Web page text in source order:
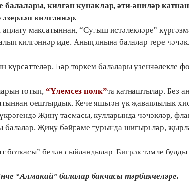
балалары, килгән кунаклар, әти-әниләр
килгәннәр.
аңлату максатыннан, “Сугыш истәлекләре”
килгәннәр иде. Аның янына балалар тере
күрсәттеләр. Һәр төркем балалары үзенчәлекле
тотып, “Үлемсез полк”та катнаштылар. Без
оештырдык. Кече яшьтән үк җаваплылык
Җиңү тасмасы, кулларында чәчәкләр,
балалар. Җиңү бәйрәме турында шигырьләр,
боткасы” белән сыйландылар. Бигрәк тәмле булды
“Алмакай” балалар бакчасы тәрбиячеләре.